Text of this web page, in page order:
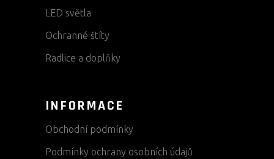
LED světla
Ochranné štíty
Radlice a doplňky
INFORMACE
Obchodní podmínky
Podmínky ochrany osobních údajů